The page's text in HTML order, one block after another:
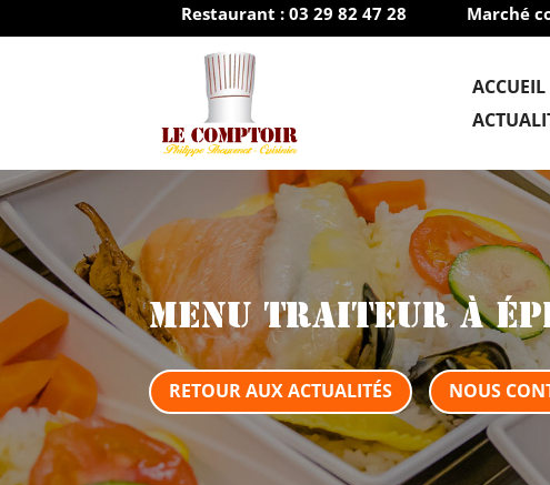
Restaurant : 03 29 82 47 28 Marché
ACCUEIL
Menu traiteur à
RETOUR AUX ACTUALITÉS NOUS